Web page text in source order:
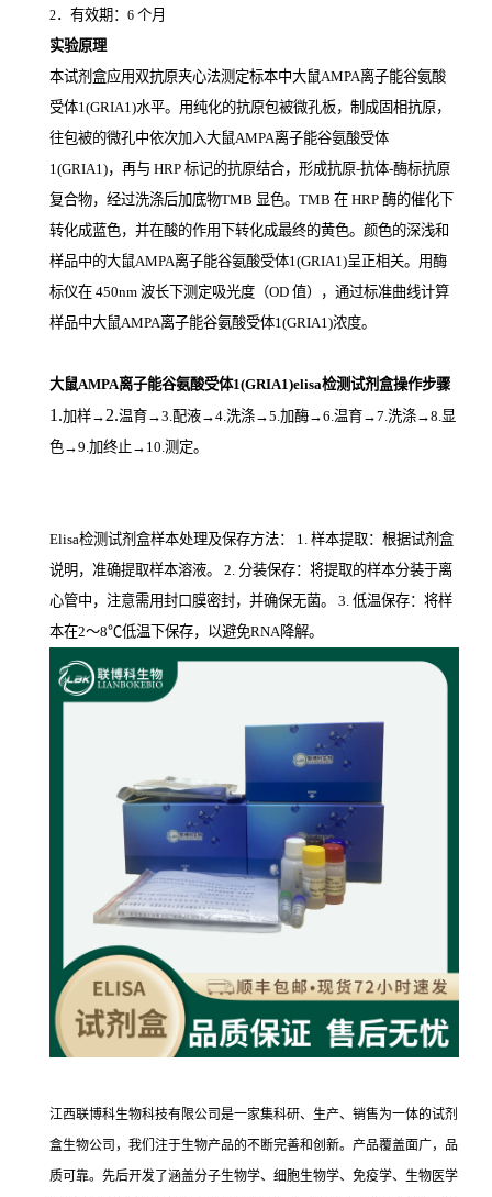
2．有效期： 6 个月
实验原理
本试剂盒应用双抗原夹心法测定标本中大鼠AMPA离子能谷氨酸
受体1(GRIA1)水平。用纯化的抗原包被微孔板，制成固相抗原，
往包被的微孔中依次加入大鼠AMPA离子能谷氨酸受体
1(GRIA1)，再与 HRP 标记的抗原结合，形成抗原-抗体-酶标抗原
复合物，经过洗涤后加底物TMB 显色。 TMB 在 HRP 酶的催化下
转化成蓝色，并在酸的作用下转化成最终的黄色。颜色的深浅和
样品中的大鼠AMPA离子能谷氨酸受体1(GRIA1)呈正相关。用酶
标仪在 450nm 波长下测定吸光度（OD 值），通过标准曲线计算
样品中大鼠AMPA离子能谷氨酸受体1(GRIA1)浓度。
大鼠AMPA离子能谷氨酸受体1(GRIA1)elisa检测试剂盒操作步骤
1.加样→ 2.温育→3.配液→4.洗涤→5.加酶→6.温育→7.洗涤→8.显
色→9.加终止→10.测定。
Elisa检测试剂盒样本处理及保存方法： 1. 样本提取：根据试剂盒
说明，准确提取样本溶液。 2. 分装保存：将提取的样本分装于离
心管中，注意需用封口膜密封，并确保无菌。 3. 低温保存：将样
本在2～8℃低温下保存，以避免RNA降解。
江西联博科生物科技有限公司是一家集科研、生产、销售为一体的试剂
盒生物公司，我们注于生物产品的不断完善和创新。产品覆盖面广，品
质可靠。先后开发了涵盖分子生物学、细胞生物学、免疫学、生物医学